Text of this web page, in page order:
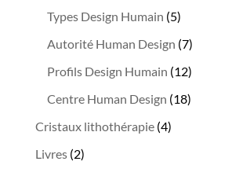
produit
Types Design Humain 55
produits
Autorité Human Design 77
produits
Profils Design Humain 1212
produits
Centre Human Design 1818
Cristaux lithothérapie 44
Livres 22